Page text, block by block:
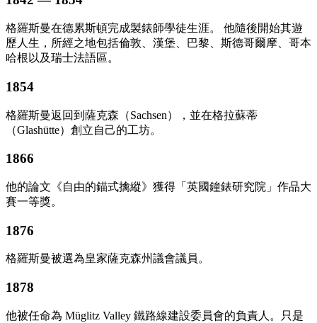
格羅斯曼在德累斯頓完成製錶師學徒生涯。 他隨後開始其遊
歷人生，所經之地包括倫敦、漢堡、巴黎、斯德哥爾摩、哥本
哈根以及瑞士法語區。
1854
格羅斯曼返回到薩克森（Sachsen），並在格拉蘇蒂
（Glashütte）創立自己的工坊。
1866
他的論文《自由的錨式擒縱》獲得「英國鐘錶研究院」作品大
賽一等獎。
1876
格羅斯曼被選為皇家薩克森州議會議員。
1878
他被任命為 Müglitz Valley 鐵路線建設委員會的負責人。只是